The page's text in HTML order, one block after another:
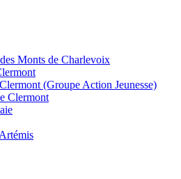
Monts de Charlevoix
(Groupe Action Jeunesse)
Clermont